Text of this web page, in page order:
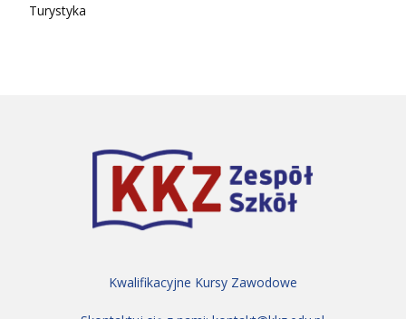
Turystyka
Kwalifikacyjne Kursy Zawodowe